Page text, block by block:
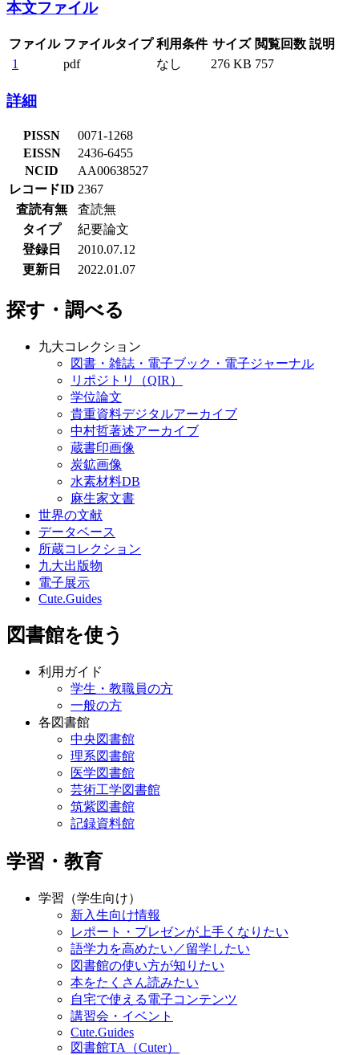
本文ファイル
ファイル ファイルタイプ 利用条件 サイズ 閲覧回数 説明
1
pdf なし 276 KB 757
詳細
PISSN
0071-1268
EISSN
2436-6455
NCID
AA00638527
レコードID 2367
査読有無
査読無
タイプ
紀要論文
登録日
2010.07.12
更新日
2022.01.07
探す・調べる
九大コレクション
図書・雑誌・電子ブック・電子ジャーナル
リポジトリ（QIR）
学位論文
貴重資料デジタルアーカイブ
中村哲著述アーカイブ
蔵書印画像
炭鉱画像
水素材料DB
麻生家文書
世界の文献
データベース
所蔵コレクション
九大出版物
電子展示
Cute.Guides
図書館を使う
利用ガイド
学生・教職員の方
一般の方
各図書館
中央図書館
理系図書館
医学図書館
芸術工学図書館
筑紫図書館
記録資料館
学習・教育
学習（学生向け）
新入生向け情報
レポート・プレゼンが上手くなりたい
語学力を高めたい／留学したい
図書館の使い方が知りたい
本をたくさん読みたい
自宅で使える電子コンテンツ
講習会・イベント
Cute.Guides
図書館TA（Cuter）